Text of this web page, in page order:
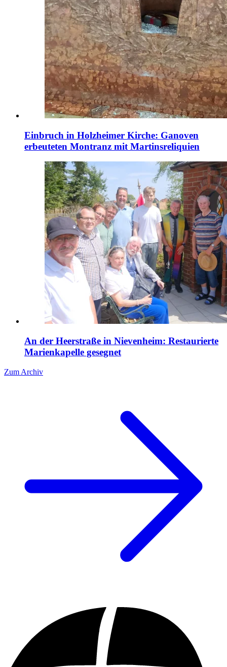
Einbruch in Holzheimer Kirche: Ganoven
erbeuteten Montranz mit Martinsreliquien
An der Heerstraße in Nievenheim: Restaurierte
Marienkapelle gesegnet
Zum Archiv